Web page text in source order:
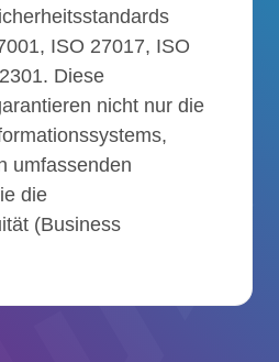
ISO 27017, ISO
Diese
nicht nur die
umfassenden
die
(Business